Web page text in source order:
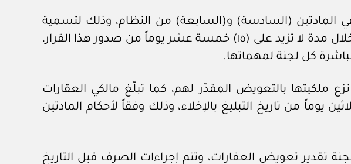
في المادتين (السادسة) و(السابعة) من النظام، وذلك لتسمية
مندوبيها في كل من لجنة وصف وحصر العقارات، ولجنة تقدير تعويض العقارات، خلال مدة لا تزيد على (١٥) خمسة عشر يوماً من صدور هذا القرار،
كل لجنة لمهماتها.
ملكيتها بالتعويض المقدّر لهم، كما تبلّغ مالكي العقارات
بوجوب إخلائها خلال المدة التي تحددها الشركة على ألا تقل عن (٣٠) ثلاثين يوماً من تاريخ التبليغ بالإخلاء، وذلك وفقاً لأحكام المادتين
تقدير تعويض العقارات، وتتم إجراءات الصرف قبل التاريخ